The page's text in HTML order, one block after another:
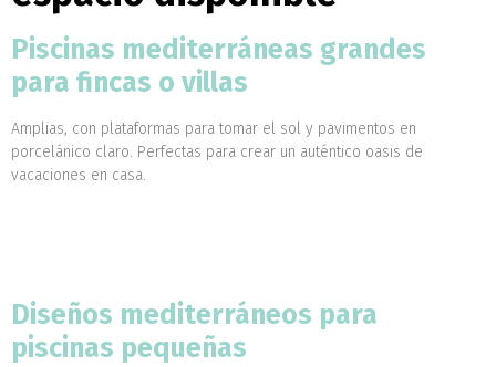
Piscinas mediterráneas grandes
para fincas o villas
Amplias, con plataformas para tomar el sol y pavimentos en
porcelánico claro. Perfectas para crear un auténtico oasis de
vacaciones en casa.
Diseños mediterráneos para
piscinas pequeñas